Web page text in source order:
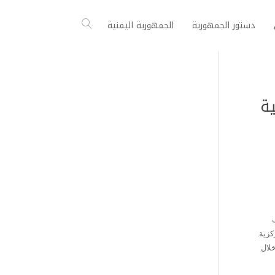
دستور الجمهورية الجمهورية اليمنية
صندوق تنمية المهارات تدريب 500 شخص خلال